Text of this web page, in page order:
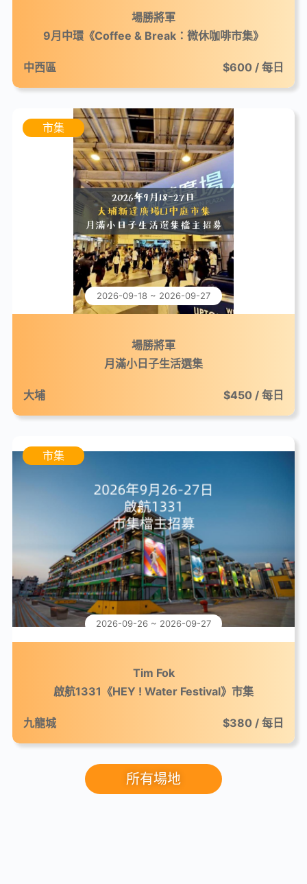
場勝將軍
9月中環《Coffee & Break：微休咖啡市集》
中西區 $600 / 每日
市集
2026-09-18 ~ 2026-09-27
場勝將軍
月滿小日子生活選集
大埔 $450 / 每日
市集
2026-09-26 ~ 2026-09-27
Tim Fok
啟航1331《HEY ! Water Festival》市集
九龍城 $380 / 每日
所有場地